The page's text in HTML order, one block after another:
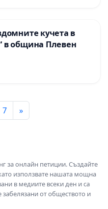
кучета в
в община Плевен
7 »
за онлайн петиции. Създайте
използвате нашата мощна
в медиите всеки ден и са
от обществото и